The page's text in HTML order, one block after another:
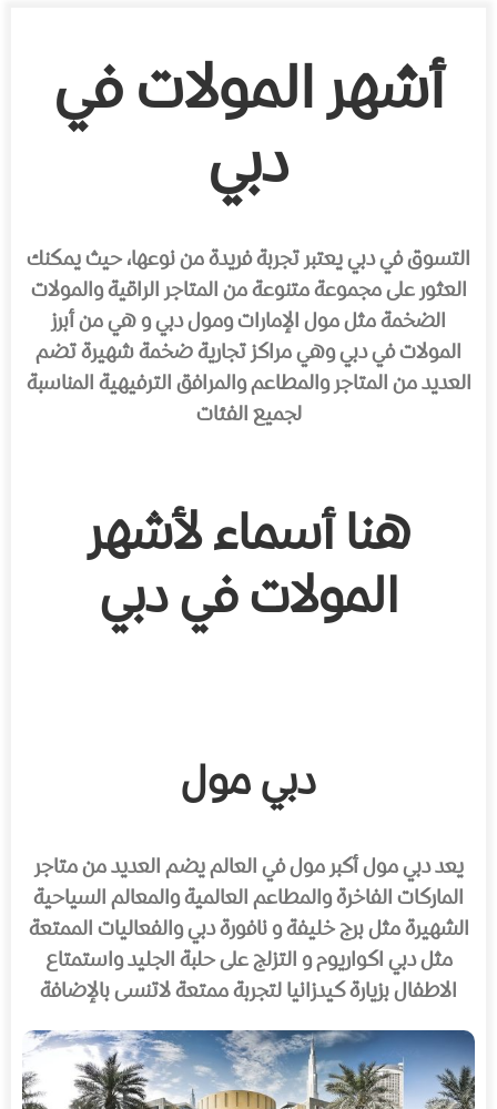
أشهر المولات في
دبي
التسوق في دبي يعتبر تجربة فريدة من نوعها، حيث يمكنك
العثور على مجموعة متنوعة من المتاجر الراقية والمولات
الضخمة مثل مول الإمارات ومول دبي و هي من أبرز
المولات في دبي وهي مراكز تجارية ضخمة شهيرة تضم
العديد من المتاجر والمطاعم والمرافق الترفيهية المناسبة
لجميع الفئات
هنا أسماء لأشهر
المولات في دبي
دبي مول
يعد دبي مول أكبر مول في العالم يضم العديد من متاجر
الماركات الفاخرة والمطاعم العالمية والمعالم السياحية
الشهيرة مثل برج خليفة و نافورة دبي والفعاليات الممتعة
مثل دبي اكواريوم و التزلج على حلبة الجليد واستمتاع
الاطفال بزيارة كيدزانيا لتجربة ممتعة لاتنسى بالإضافة